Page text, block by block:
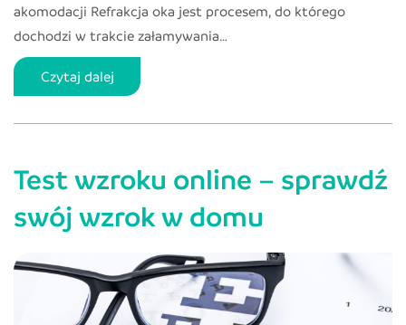
akomodacji Refrakcja oka jest procesem, do którego
dochodzi w trakcie załamywania…
Czytaj dalejRefrakcja
oka
–
to
i
wpływa
na
nasze
Test wzroku online – sprawdź
swój wzrok w domu